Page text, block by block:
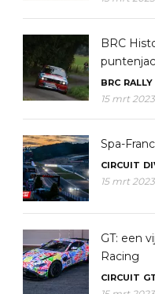
BRC
BRC RALLY
15 mrt 2023
Spa-
CIRCUIT
15 mrt 2023
GT: een
Racing
CIRCUIT